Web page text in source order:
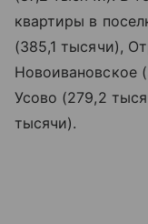
квартиры в
(385,1 тысячи),
Новоивановское
Усово (279,2
тысячи).